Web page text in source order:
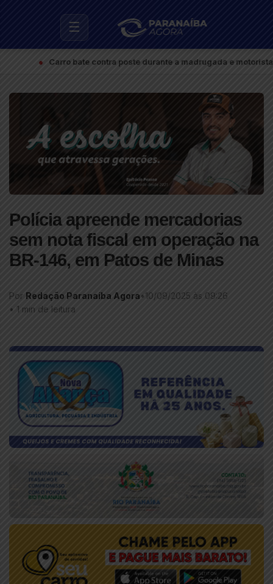
☰
Carro bate contra poste durante a madrugada e motorista
Polícia apreende mercadorias
sem nota fiscal em operação na
BR-146, em Patos de Minas
Por Redação Paranaíba Agora• 10/09/2025 às 09:26
• 1 min de leitura